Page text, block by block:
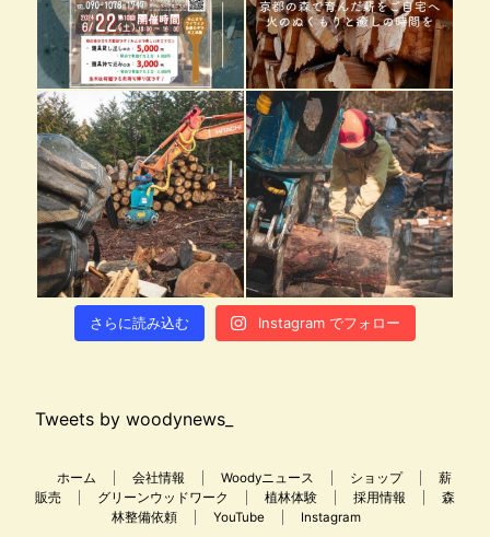
さらに読み込む Instagram でフォロー
Tweets by woodynews_
ホーム 会社情報 Woodyニュース ショップ
薪
販売
グリーンウッドワーク 植林体験 採用情報
森
林整備依頼
YouTube Instagram